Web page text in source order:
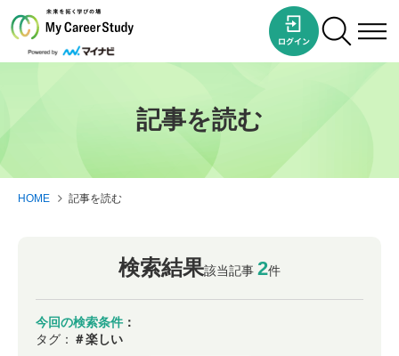
記事を読む
HOME 記事を読む
検索結果該当記事 2件
今回の検索条件 ：
タグ： ＃楽しい